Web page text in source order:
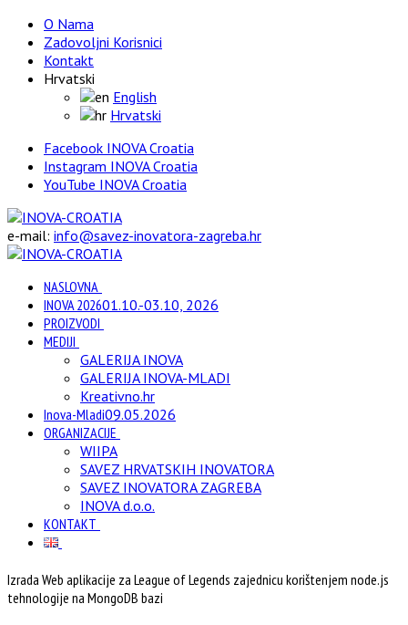
O Nama
Zadovoljni Korisnici
Kontakt
Hrvatski
English
Hrvatski
Facebook INOVA Croatia
Instagram INOVA Croatia
YouTube INOVA Croatia
e-mail: info@savez-inovatora-zagreba.hr
NASLOVNA
INOVA 202601.10.-03.10, 2026
PROIZVODI
MEDIJI
GALERIJA INOVA
GALERIJA INOVA-MLADI
Kreativno.hr
Inova-Mladi09.05.2026
ORGANIZACIJE
WIIPA
SAVEZ HRVATSKIH INOVATORA
SAVEZ INOVATORA ZAGREBA
INOVA d.o.o.
KONTAKT
Izrada Web aplikacije za League of Legends zajednicu korištenjem node.js
tehnologije na MongoDB bazi